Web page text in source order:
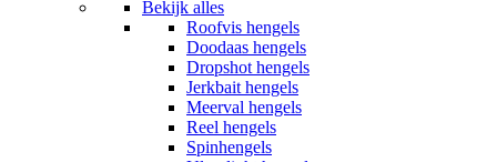
Bekijk alles
Roofvis hengels
Doodaas hengels
Dropshot hengels
Jerkbait hengels
Meerval hengels
Reel hengels
Spinhengels